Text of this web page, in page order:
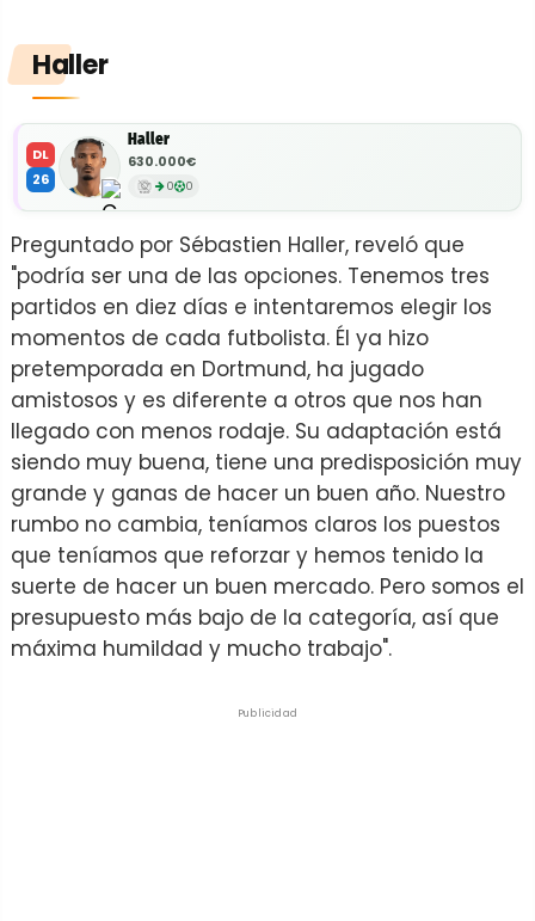
Haller
DL
26
Haller
630.000€
0 0
Preguntado por Sébastien Haller, reveló que
"podría ser una de las opciones. Tenemos tres
partidos en diez días e intentaremos elegir los
momentos de cada futbolista. Él ya hizo
pretemporada en Dortmund, ha jugado
amistosos y es diferente a otros que nos han
llegado con menos rodaje. Su adaptación está
siendo muy buena, tiene una predisposición muy
grande y ganas de hacer un buen año. Nuestro
rumbo no cambia, teníamos claros los puestos
que teníamos que reforzar y hemos tenido la
suerte de hacer un buen mercado. Pero somos el
presupuesto más bajo de la categoría, así que
máxima humildad y mucho trabajo".
Publicidad